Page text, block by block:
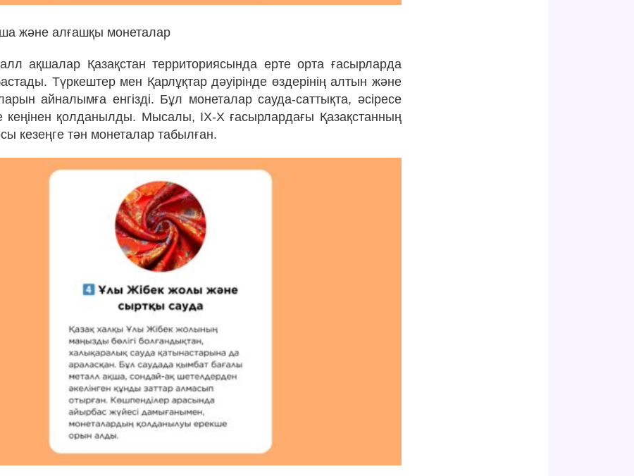
және алғашқы монеталар
ақшалар Қазақстан территориясында ерте орта ғасырларда
Түркештер мен Қарлұқтар дәуірінде өздерінің алтын және
айналымға енгізді. Бұл монеталар сауда-саттықта, әсіресе
кеңінен қолданылды. Мысалы, IX-X ғасырлардағы Қазақстанның
кезеңге тән монеталар табылған.